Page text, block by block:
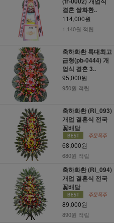
결혼 쌀화환..
114,000원
1,140원 적립
축하화환 특대최고
급형(pb-0444) 개
업식 결혼 3..
95,000원
950원 적립
축하화환 (RI_093)
개업 결혼식 전국
꽃배달
68,000원
680원 적립
축하화환 (RI_094)
개업 결혼식 전국
꽃배달
89,000원
890원 적립